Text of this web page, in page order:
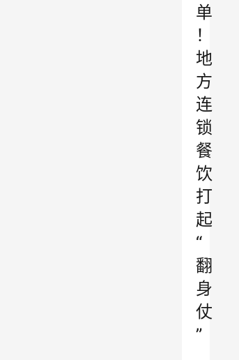
单
！
地
方
连
锁
餐
饮
打
起
“
翻
身
仗
”